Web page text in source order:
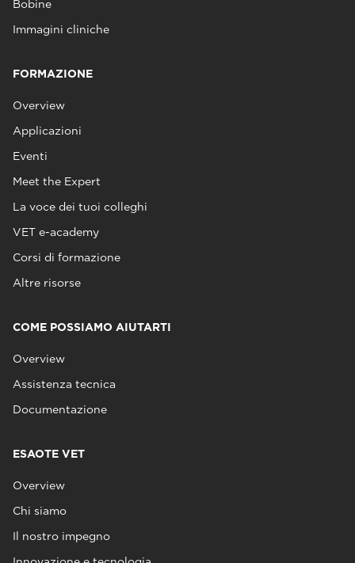
Bobine
Immagini cliniche
FORMAZIONE
Overview
Applicazioni
Eventi
Meet the Expert
La voce dei tuoi colleghi
VET e-academy
Corsi di formazione
Altre risorse
COME POSSIAMO AIUTARTI
Overview
Assistenza tecnica
Documentazione
ESAOTE VET
Overview
Chi siamo
Il nostro impegno